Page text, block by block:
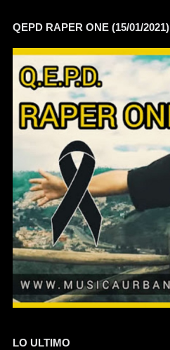
QEPD RAPER ONE (15/01/2021)
LO ULTIMO